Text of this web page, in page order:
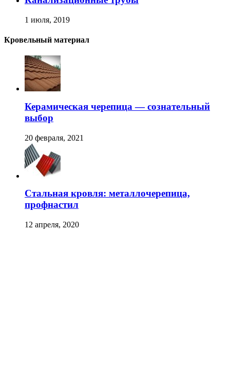
1 июля, 2019
Кровельный материал
Керамическая черепица — сознательный
выбор
20 февраля, 2021
Стальная кровля: металлочерепица,
профнастил
12 апреля, 2020